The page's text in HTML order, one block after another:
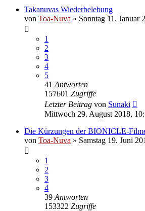
Takanuvas Wiederbelebung
von Toa-Nuva » Sonntag 11. Januar
1
2
3
4
5
41 Antworten
157601 Zugriffe
Letzter Beitrag von Sunaki
Mittwoch 29. August 2018,
Die Kürzungen der BIONICLE-
von Toa-Nuva » Samstag 19. Juni
1
2
3
4
39 Antworten
153322 Zugriffe